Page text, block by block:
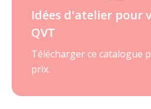
Idées d'atelier pour
QVT
Télécharger ce catalogue
prix.